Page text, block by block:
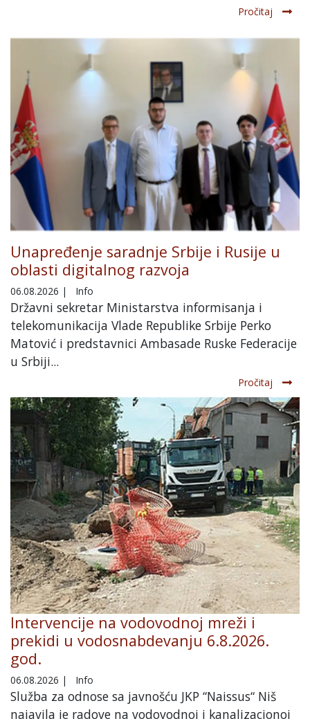
Pročitaj
Unapređenje saradnje Srbije i Rusije u
oblasti digitalnog razvoja
06.08.2026 | Info
Državni sekretar Ministarstva informisanja i
telekomunikacija Vlade Republike Srbije Perko
Matović i predstavnici Ambasade Ruske Federacije
u Srbiji...
Pročitaj
Intervencije na vodovodnoj mreži i
prekidi u vodosnabdevanju 6.8.2026.
god.
06.08.2026 | Info
Služba za odnose sa javnošću JKP “Naissus“ Niš
najavila je radove na vodovodnoj i kanalizacionoj